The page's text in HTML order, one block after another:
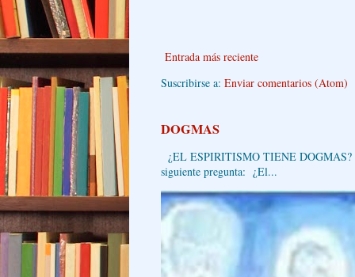
Entrada más reciente
Suscribirse a: Enviar comentarios (Atom)
DOGMAS
¿EL ESPIRITISMO
siguiente pregunta: ¿El...